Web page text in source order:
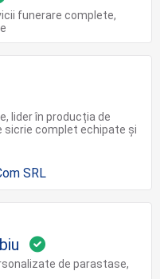
funerare complete,
lider în producția de
sicrie complet echipate și
de parastase,